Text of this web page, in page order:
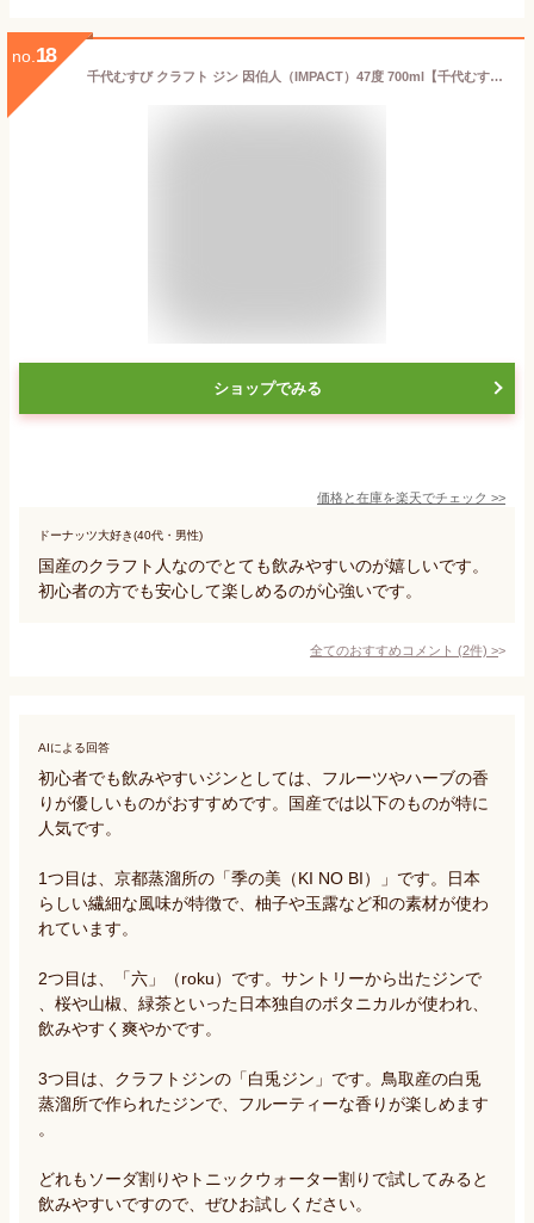
no. 18
千代むすび クラフト ジン 因伯人（IMPACT）47度 700ml【千代むすび酒造 鳥取県 スピリッツ ジン インパクト 山陰 国産】
ショップでみる
価格と在庫を楽天でチェック >>
ドーナッツ大好き(40代・男性)
国産のクラフト人なのでとても飲みやすいのが嬉しいです。
初心者の方でも安心して楽しめるのが心強いです。
全てのおすすめコメント (2件) >
AIによる回答
初心者でも飲みやすいジンとしては、フルーツやハーブの香
りが優しいものがおすすめです。国産では以下のものが特に
人気です。
1つ目は、京都蒸溜所の「季の美（KI NO BI）」です。日本
らしい繊細な風味が特徴で、柚子や玉露など和の素材が使わ
れています。
2つ目は、「六」（roku）です。サントリーから出たジンで
、桜や山椒、緑茶といった日本独自のボタニカルが使われ、
飲みやすく爽やかです。
3つ目は、クラフトジンの「白兎ジン」です。鳥取産の白兎
蒸溜所で作られたジンで、フルーティーな香りが楽しめます
。
どれもソーダ割りやトニックウォーター割りで試してみると
飲みやすいですので、ぜひお試しください。